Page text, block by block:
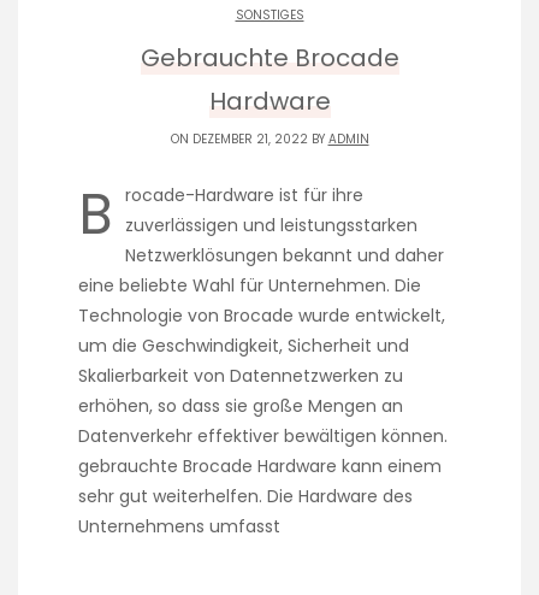
SONSTIGES
Gebrauchte Brocade
Hardware
ON DEZEMBER 21, 2022 BY ADMIN
B rocade-Hardware ist für ihre
zuverlässigen und leistungsstarken
Netzwerklösungen bekannt und daher
eine beliebte Wahl für Unternehmen. Die
Technologie von Brocade wurde entwickelt,
um die Geschwindigkeit, Sicherheit und
Skalierbarkeit von Datennetzwerken zu
erhöhen, so dass sie große Mengen an
Datenverkehr effektiver bewältigen können.
gebrauchte Brocade Hardware kann einem
sehr gut weiterhelfen. Die Hardware des
Unternehmens umfasst